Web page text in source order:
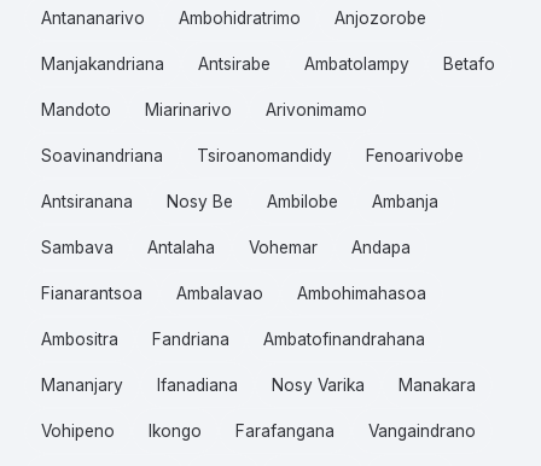
Antananarivo Ambohidratrimo Anjozorobe
Manjakandriana Antsirabe Ambatolampy Betafo
Mandoto Miarinarivo Arivonimamo
Soavinandriana Tsiroanomandidy Fenoarivobe
Antsiranana Nosy Be Ambilobe Ambanja
Sambava Antalaha Vohemar Andapa
Fianarantsoa Ambalavao Ambohimahasoa
Ambositra Fandriana Ambatofinandrahana
Mananjary Ifanadiana Nosy Varika Manakara
Vohipeno Ikongo Farafangana Vangaindrano